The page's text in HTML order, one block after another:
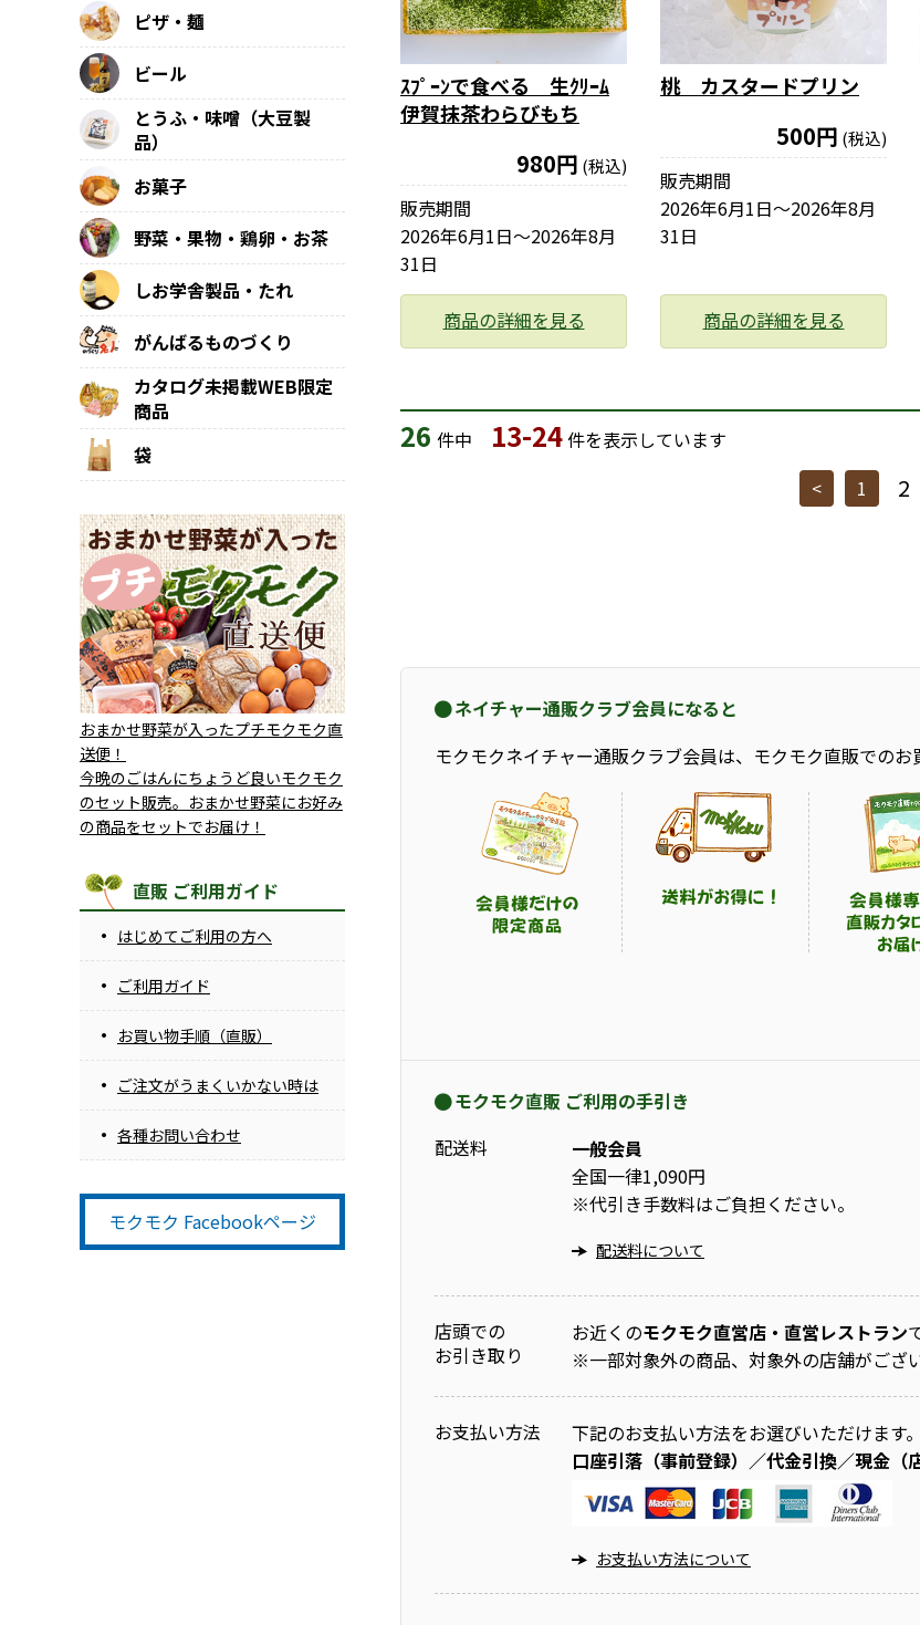
ｽﾌﾟｰﾝで食べる 生ｸﾘｰﾑ
伊賀抹茶わらびもち
980円 (税込)
販売期間
2026年6月1日〜2026年8月
31日
商品の詳細を見る
桃 カスタードプリン
500円 (税込)
販売期間
2026年6月1日〜2026年8月
31日
商品の詳細を見る
26 件中 13-24件を表示しています
<
1 2
ピザ・麺
ビール
とうふ・味噌（大豆製
品）
お菓子
野菜・果物・鶏卵・お茶
しお学舎製品・たれ
がんばるものづくり
カタログ未掲載WEB限定
商品
袋
おまかせ野菜が入ったプチモクモク直
送便！
今晩のごはんにちょうど良いモクモク
のセット販売。おまかせ野菜にお好み
の商品をセットでお届け！
直販 ご利用ガイド
はじめてご利用の方へ
ご利用ガイド
お買い物手順（直販）
ご注文がうまくいかない時は
各種お問い合わせ
モクモク Facebookページ
ネイチャー通販クラブ会員になると
モクモクネイチャー通販クラブ会員は、モクモク直販でのお
モクモク直販 ご利用の手引き
配送料
一般会員
全国一律1,090円
※代引き手数料はご負担ください。
配送料について
店頭での
お引き取り
お近くのモクモク直営店・直営レストラン
※一部対象外の商品、対象外の店舗がござい
お支払い方法
下記のお支払い方法をお選びいただけます。
口座引落（事前登録）／代金引換／現金
お支払い方法について